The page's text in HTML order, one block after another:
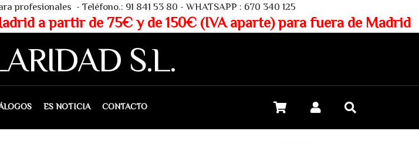
53 80 - WHATSAPP : 670 340 125
de 150€ (IVA aparte) para fuera de Madrid
S.L.
ES NOTICIA CONTACTO